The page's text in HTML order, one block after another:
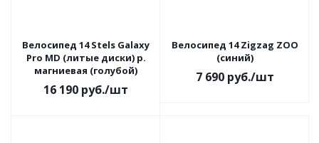
Велосипед 14 Stels Galaxy
Pro MD (литые диски) р.
магниевая (голубой)
16 190 руб./шт
Велосипед 14 Zigzag ZOO
(синий)
7 690руб./шт